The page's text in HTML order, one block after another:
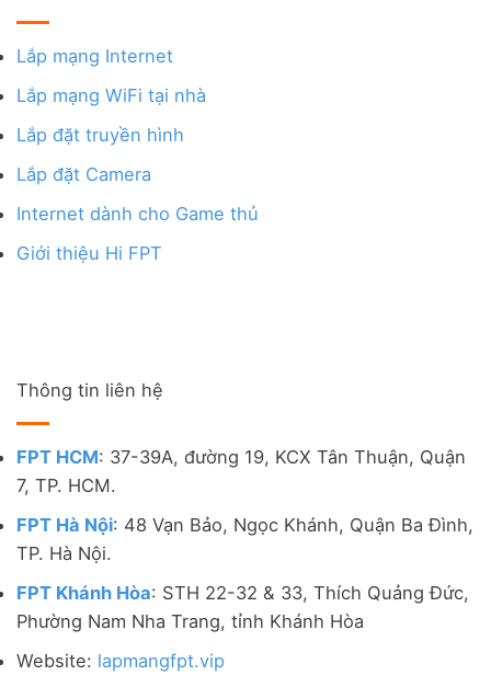
Lắp mạng Internet
Lắp mạng WiFi tại nhà
Lắp đặt truyền hình
Lắp đặt Camera
Internet dành cho Game thủ
Giới thiệu Hi FPT
Thông tin liên hệ
FPT HCM: 37-39A, đường 19, KCX Tân Thuận, Quận
7, TP. HCM.
FPT Hà Nội: 48 Vạn Bảo, Ngọc Khánh, Quận Ba Đình,
TP. Hà Nội.
FPT Khánh Hòa: STH 22-32 & 33, Thích Quảng Đức,
Phường Nam Nha Trang, tỉnh Khánh Hòa
Website: lapmangfpt.vip